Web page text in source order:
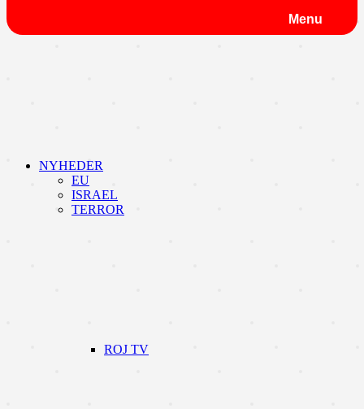
Menu
NYHEDER
EU
ISRAEL
TERROR
ROJ TV